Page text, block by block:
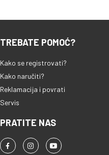
TREBATE POMOĆ?
Kako se registrovati?
Kako naručiti?
Reklamacija i povrati
Servis
PRATITE NAS